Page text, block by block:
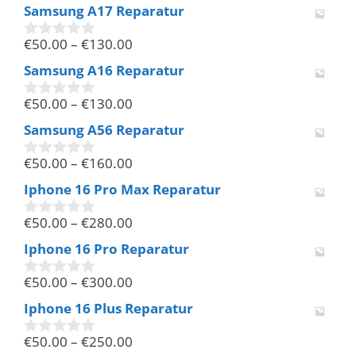
o
n
5
Samsung A17 Reparatur
0
o
n
5
€50.00 – €130.00
Samsung A16 Reparatur
0
o
n
5
€50.00 – €130.00
Samsung A56 Reparatur
0
o
n
5
€50.00 – €160.00
Iphone 16 Pro Max Reparatur
0
o
n
5
€50.00 – €280.00
Iphone 16 Pro Reparatur
0
o
n
5
€50.00 – €300.00
Iphone 16 Plus Reparatur
0
€50.00 – €250.00